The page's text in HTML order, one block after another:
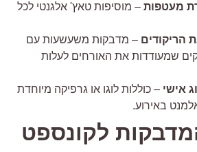
– מוסיפות טאץ' אלגנטי לכל
– מדבקות משעשעות עם
שמעודדות את האורחים לעלות
– כוללות לוגו או גרפיקה מיוחדת
באירוע.
לקונספט